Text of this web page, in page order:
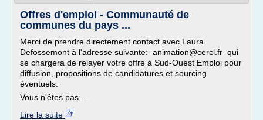
Offres d'emploi - Communauté de
communes du pays ...
Merci de prendre directement contact avec Laura
Defossemont à l'adresse suivante: animation@cercl.fr qui
se chargera de relayer votre offre à Sud-Ouest Emploi pour
diffusion, propositions de candidatures et sourcing
éventuels.
Vous n'êtes pas...
Lire la suite